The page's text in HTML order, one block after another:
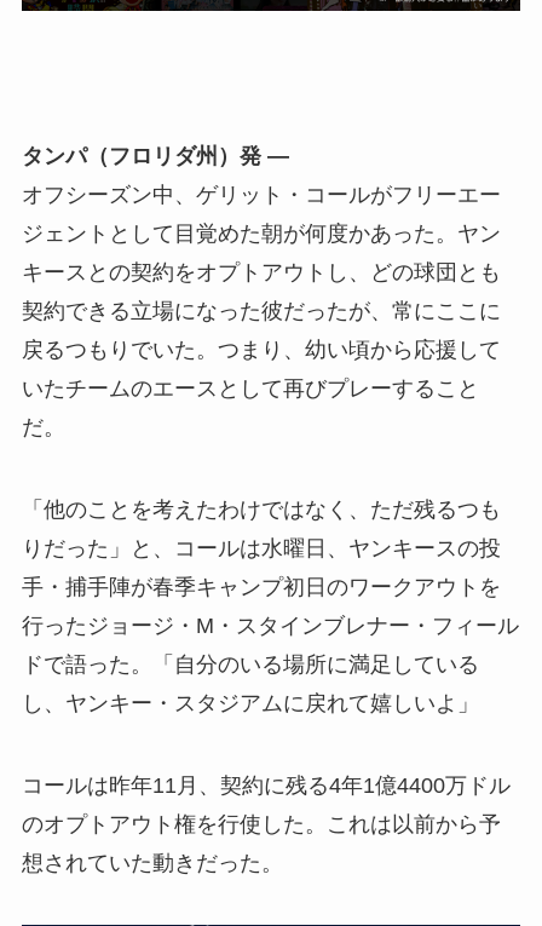
タンパ（フロリダ州）発 —
オフシーズン中、ゲリット・コールがフリーエー
ジェントとして目覚めた朝が何度かあった。ヤン
キースとの契約をオプトアウトし、どの球団とも
契約できる立場になった彼だったが、常にここに
戻るつもりでいた。つまり、幼い頃から応援して
いたチームのエースとして再びプレーすること
だ。
「他のことを考えたわけではなく、ただ残るつも
りだった」と、コールは水曜日、ヤンキースの投
手・捕手陣が春季キャンプ初日のワークアウトを
行ったジョージ・M・スタインブレナー・フィール
ドで語った。「自分のいる場所に満足している
し、ヤンキー・スタジアムに戻れて嬉しいよ」
コールは昨年11月、契約に残る4年1億4400万ドル
のオプトアウト権を行使した。これは以前から予
想されていた動きだった。